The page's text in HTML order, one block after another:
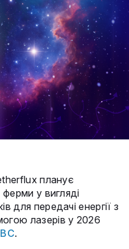
планує
ферми у вигляді
для передачі енергії з
лазерів у 2026
.